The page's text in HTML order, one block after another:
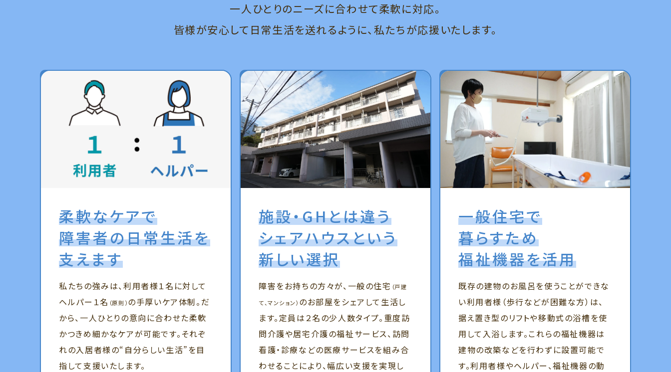
一人ひとりのニーズに合わせて柔軟に対応。
皆様が安心して日常生活を送れるように、私たちが応援いたします。
柔軟なケアで
障害者の日常生活を
支えます
私たちの強みは、利用者様１名に対して
ヘルパー１名 （原則）の手厚いケア体制。だ
から、一人ひとりの意向に合わせた柔軟
かつきめ細かなケアが可能です。それぞ
れの入居者様の“自分らしい生活”を目
指して支援いたします。
施設・GHとは違う
シェアハウスという
新しい選択
障害をお持ちの方々が、一般の住宅 （戸建
て、マンション） のお部屋をシェアして生活し
ます。定員は２名の少人数タイプ。重度訪
問介護や居宅介護の福祉サービス、訪問
看護・診療などの医療サービスを組み合
わせることにより、幅広い支援を実現し
一般住宅で
暮らすため
福祉機器を活用
既存の建物のお風呂を使うことができな
い利用者様（歩行などが困難な方）は、
据え置き型のリフトや移動式の浴槽を使
用して入浴します。これらの福祉機器は
建物の改築などを行わずに設置可能で
す。利用者様やヘルパー、福祉機器の動